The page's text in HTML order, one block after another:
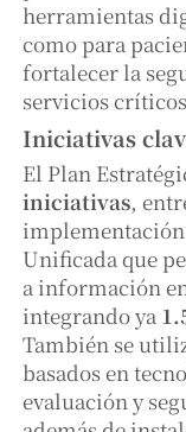
herramientas
como para
fortalecer la
servicios
Iniciativas
El Plan
iniciativas,
Unificada que
a información
integrando ya
También se
basados en
evaluación y